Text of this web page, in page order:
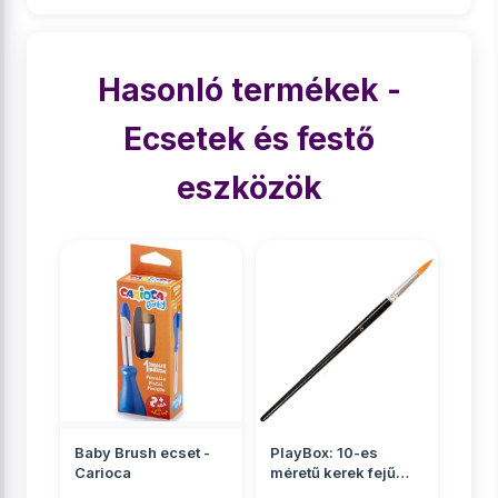
Hasonló termékek -
Ecsetek és festő
eszközök
Baby Brush ecset -
Carioca
PlayBox: 10-es
méretű kerek fejű